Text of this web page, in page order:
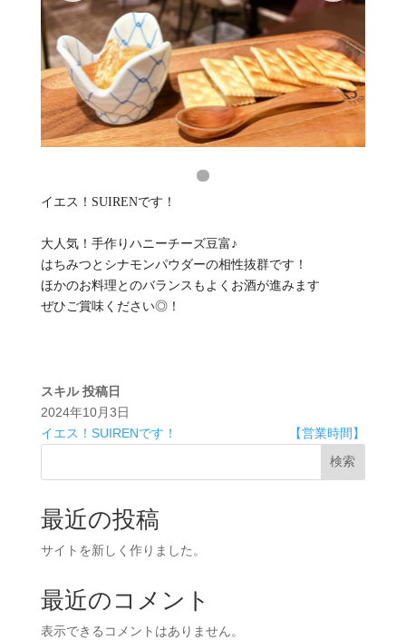
イエス！SUIRENです！
大人気！手作りハニーチーズ豆富♪
はちみつとシナモンパウダーの相性抜群です！
ほかのお料理とのバランスもよくお酒が進みます
ぜひご賞味ください◎！
スキル 投稿日
2024年10月3日
イエス！SUIRENです！
【営業時間】
検索
最近の投稿
サイトを新しく作りました。
最近のコメント
表示できるコメントはありません。